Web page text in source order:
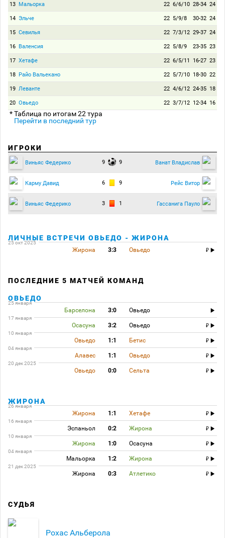
13 Мальорка 22 6/6/10 28-34 24
14 Эльче 22 5/9/8 30-32 24
15 Севилья 22 7/3/12 29-37 24
16 Валенсия 22 5/8/9 23-35 23
17 Хетафе 22 6/5/11 16-27 23
18 Райо Вальекано 22 5/7/10 18-30 22
19 Леванте 22 4/6/12 24-35 18
20 Овьедо 22 3/7/12 12-34 16
* Таблица по итогам 22 тура
Перейти в последний тур
ИГРОКИ
Виньяс Федерико 9 9 Ванат Владислав
Карму Давид 6 9 Рейс Витор
Виньяс Федерико 3 1 Гассанига Пауло
ЛИЧНЫЕ ВСТРЕЧИ ОВЬЕДО - ЖИРОНА
25 окт 2025
Жирона 3:3 Овьедо
ПОСЛЕДНИЕ 5 МАТЧЕЙ КОМАНД
ОВЬЕДО
25 января
Барселона 3:0 Овьедо
17 января
Осасуна 3:2 Овьедо
10 января
Овьедо 1:1 Бетис
04 января
Алавес 1:1 Овьедо
20 дек 2025
Овьедо 0:0 Сельта
ЖИРОНА
26 января
Жирона 1:1 Хетафе
16 января
Эспаньол 0:2 Жирона
10 января
Жирона 1:0 Осасуна
04 января
Мальорка 1:2 Жирона
21 дек 2025
Жирона 0:3 Атлетико
СУДЬЯ
Рохас Альберола